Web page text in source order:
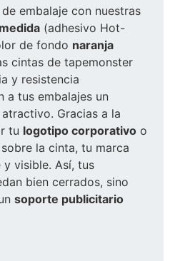
embalaje con nuestras
(adhesivo Hot-
de fondo naranja
cintas de tapemonster
y resistencia
a tus embalajes un
Gracias a la
tu logotipo corporativo o
la cinta, tu marca
y visible. Así, tus
bien cerrados, sino
soporte publicitario